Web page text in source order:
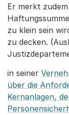
Er merkt
zu klein sein
zu decken.
in seiner
über die
Kernanlagen,